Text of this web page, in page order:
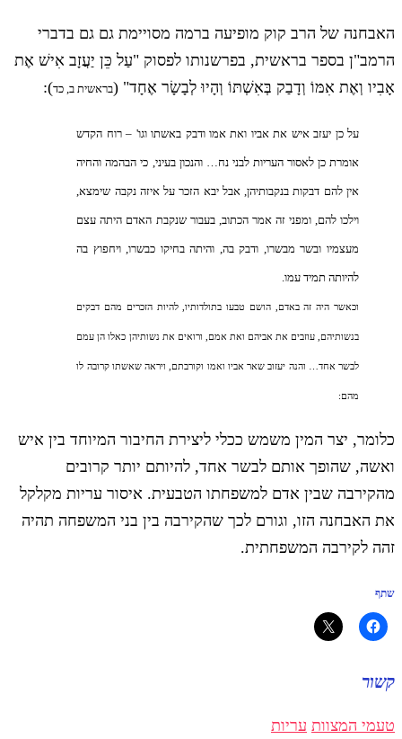
האבחנה של הרב קוק מופיעה ברמה מסויימת גם גם בדברי
הרמב"ן בספר בראשית, בפרשנותו לפסוק "עַל כֵּן יַעֲזָב אִישׁ אֶת
אָבִיו וְאֶת אִמּוֹ וְדָבַק בְּאִשְׁתּוֹ וְהָיוּ לְבָשָׂר אֶחָד" (בראשית ב, כד):
על כן יעזב איש את אביו ואת אמו ודבק באשתו וגו' – רוח הקדש
אומרת כן לאסור העריות לבני נח… והנכון בעיני, כי הבהמה והחיה
אין להם דבקות בנקבותיהן, אבל יבא הזכר על איזה נקבה שימצא,
וילכו להם, ומפני זה אמר הכתוב, בעבור שנקבת האדם היתה עצם
מעצמיו ובשר מבשרו, ודבק בה, והיתה בחיקו כבשרו, ויחפוץ בה
להיותה תמיד עמו.
וכאשר היה זה באדם, הושם טבעו בתולדותיו, להיות הזכרים מהם דבקים
בנשותיהם, עוזבים את אביהם ואת אמם, ורואים את נשותיהן כאלו הן עמם
לבשר אחד… והנה יעזוב שאר אביו ואמו וקורבתם, ויראה שאשתו קרובה לו
מהם:
כלומר, יצר המין משמש ככלי ליצירת החיבור המיוחד בין איש
ואשה, שהופך אותם לבשר אחד, להיותם יותר קרובים
מהקירבה שבין אדם למשפחתו הטבעית. איסור עריות מקלקל
את האבחנה הזו, וגורם לכך שהקירבה בין בני המשפחה תהיה
זהה לקירבה המשפחתית.
שתף
קשור
טעמי המצוות עריות